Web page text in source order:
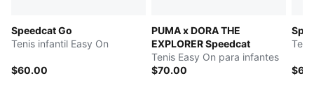
Speedcat Go
Tenis infantil Easy On
$60.00
PUMA x DORA THE
EXPLORER Speedcat
Tenis Easy On para infantes
$70.00